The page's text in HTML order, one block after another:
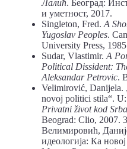
Лалић. Београд:
и уметност, 2017.
Singleton, Fred. A
Yugoslav Peoples.
University Press,
Sudar, Vlastimir. A
Political Dissident:
Aleksandar Petrovic.
Velimirović, Danijela.
novoj politici stila“.
Privatni život kod
Beograd: Clio, 2007.
Велимировић,
идеологија: Ка